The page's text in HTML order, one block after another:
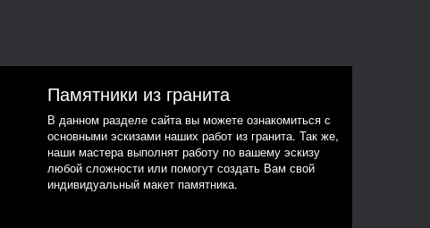
Памятники из гранита
В данном разделе сайта вы можете ознакомиться с
основными эскизами наших работ из гранита. Так же,
наши мастера выполнят работу по вашему эскизу
любой сложности или помогут создать Вам свой
индивидуальный макет памятника.